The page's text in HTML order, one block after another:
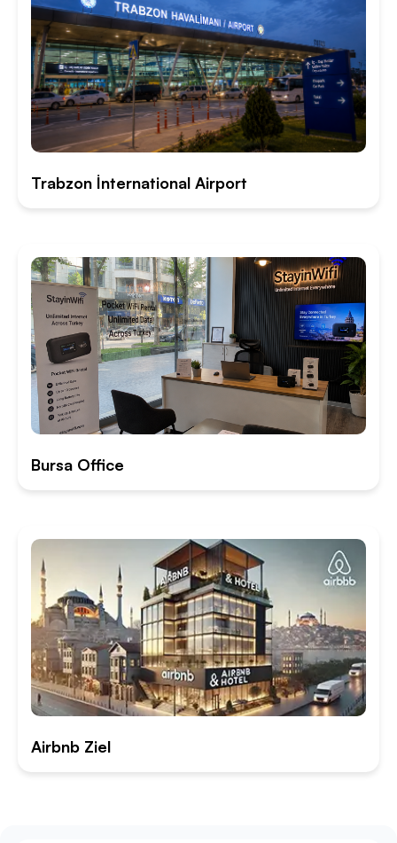
Trabzon İnternational Airport
Bursa Office
Airbnb Ziel